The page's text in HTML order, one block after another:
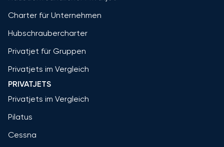
Charter für Unternehmen
Hubschraubercharter
Privatjet für Gruppen
Privatjets im Vergleich
PRIVATJETS
Privatjets im Vergleich
Pilatus
Cessna